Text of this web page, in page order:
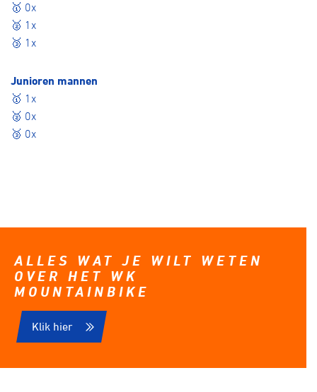
🥇 0x
🥈 1x
🥉 1x
Junioren mannen
🥇 1x
🥈 0x
🥉 0x
ALLES WAT JE WILT WETEN
OVER HET WK
MOUNTAINBIKE
Klik hier